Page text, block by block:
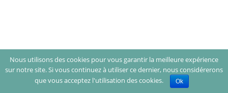
Nous utilisons des cookies pour vous garantir la meilleure expérience
sur notre site. Si vous continuez à utiliser ce dernier, nous considérerons
que vous acceptez l'utilisation des cookies.
Ok